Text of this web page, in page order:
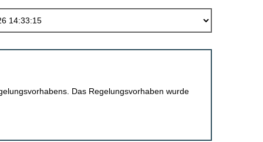
Das Regelungsvorhaben wurde